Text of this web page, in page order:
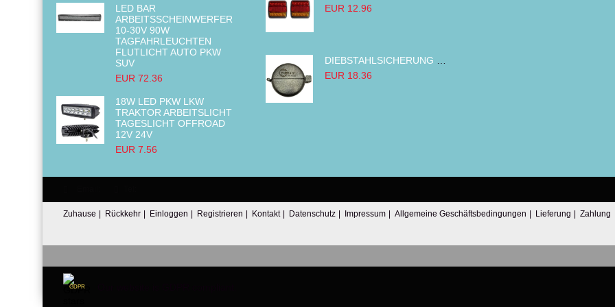
LED BAR
ARBEITSSCHEINWERFER
10-30V 90W
TAGFAHRLEUCHTEN
FLUTLICHT AUTO PKW
SUV
EUR 72.36
18W LED PKW LKW
TRAKTOR ARBEITSLICHT
TAGESLICHT OFFROAD
12V 24V
EUR 7.56
EUR 12.96
EUR 18.36
Zuhause | Rückkehr | Einloggen | Registrieren | Kontakt | Datenschutz | Impressum | Allgemeine Geschäftsbedingungen | Lieferung | Zahlung
GDPR